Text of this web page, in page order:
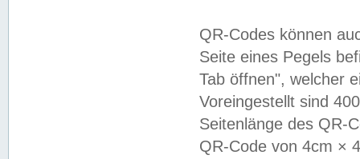
QR-Codes können
Seite eines Pegels
Tab öffnen", welcher
Voreingestellt sind
Seitenlänge des QR-
QR-Code von 4cm ×